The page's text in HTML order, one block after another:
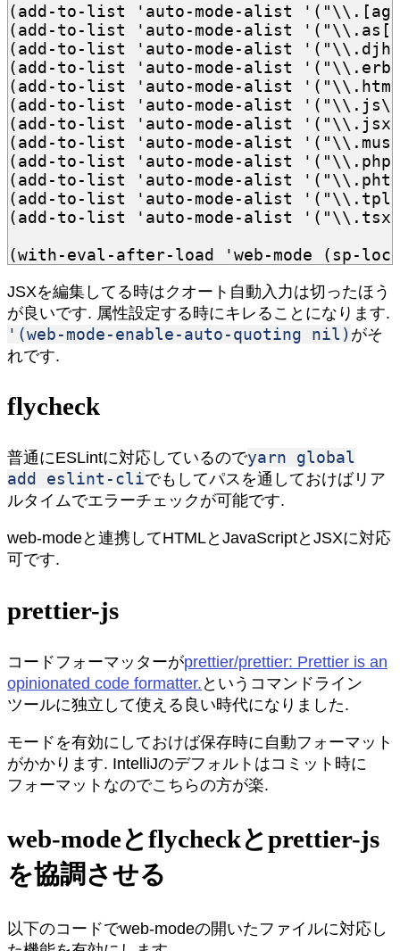
(add-to-list 'auto-mode-alist ' (
(add-to-list 'auto-mode-alist ' (
(add-to-list 'auto-mode-alist ' (
(add-to-list 'auto-mode-alist ' (
(add-to-list 'auto-mode-alist ' (
(add-to-list 'auto-mode-alist ' (
(add-to-list 'auto-mode-alist ' (
(add-to-list 'auto-mode-alist ' (
(add-to-list 'auto-mode-alist ' (
(add-to-list 'auto-mode-alist ' (
(add-to-list 'auto-mode-alist ' (
(add-to-list 'auto-mode-alist ' (
(with-eval-after-load 'web-mode (sp-
JSXを編集してる時はクオート自動入力は切ったほう
が良いです. 属性設定する時にキレることになります.
'(web-mode-enable-auto-quoting nil) がそ
れです.
flycheck
普通にESLintに対応しているのでyarn global
add eslint-cliでもしてパスを通しておけばリア
ルタイムでエラーチェックが可能です.
web-modeと連携してHTMLとJavaScriptとJSXに対応
可です.
prettier-js
コードフォーマッターがprettier/prettier: Prettier is an
opinionated code formatter. というコマンドライン
ツールに独立して使える良い時代になりました.
モードを有効にしておけば保存時に自動フォーマット
がかかります. IntelliJのデフォルトはコミット時に
フォーマットなのでこちらの方が楽.
web-modeとflycheckとprettier-js
を協調させる
以下のコードでweb-modeの開いたファイルに対応し